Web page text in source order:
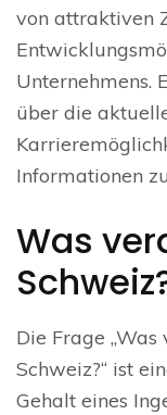
von attraktiven
Unternehmens.
über die
Informationen
Was
Die Frage
Schweiz?“ ist
Gehalt eines